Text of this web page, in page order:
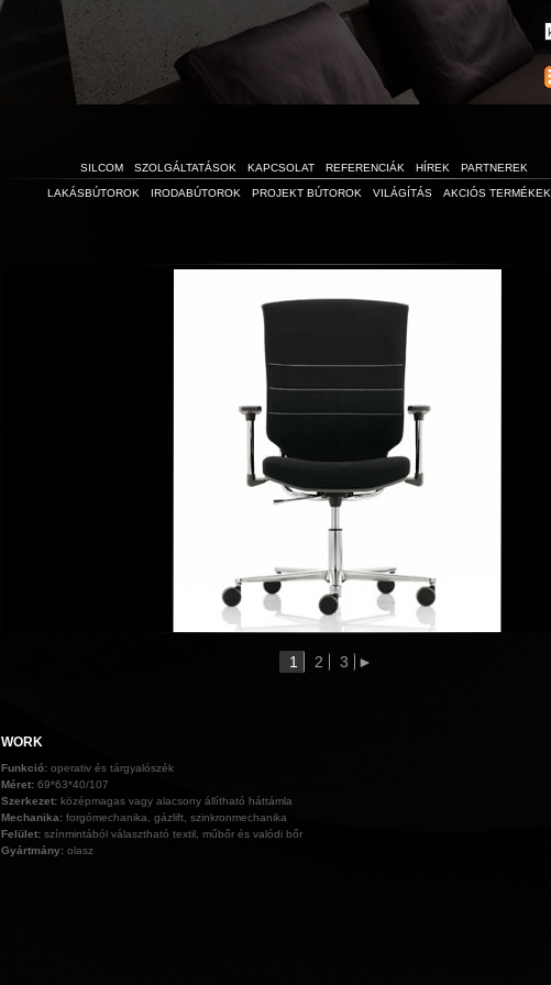
SILCOM SZOLGÁLTATÁSOK KAPCSOLAT REFERENCIÁK HÍREK PARTNEREK
LAKÁSBÚTOROK IRODABÚTOROK PROJEKT BÚTOROK VILÁGÍTÁS AKCIÓS TERMÉKEK
1 2 3 ►
WORK
Funkció: operativ és tárgyalószék
Méret: 69*63*40/107
Szerkezet: középmagas vagy alacsony állítható háttámla
Mechanika: forgómechanika, gázlift, szinkronmechanika
Felület: színmintából választható textil, műbőr és valódi bőr
Gyártmány: olasz